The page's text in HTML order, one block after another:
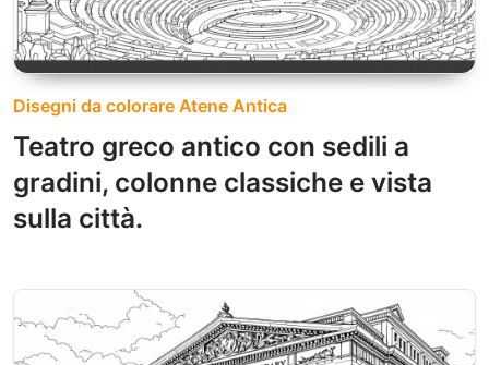
Disegni da colorare Atene Antica
Teatro greco antico con sedili a
gradini, colonne classiche e vista
sulla città.